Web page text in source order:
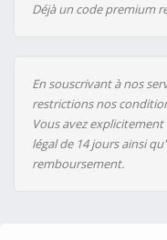
Déjà un code premium
En souscrivant à nos
restrictions nos
Vous avez
légal de 14 jours ainsi
remboursement.